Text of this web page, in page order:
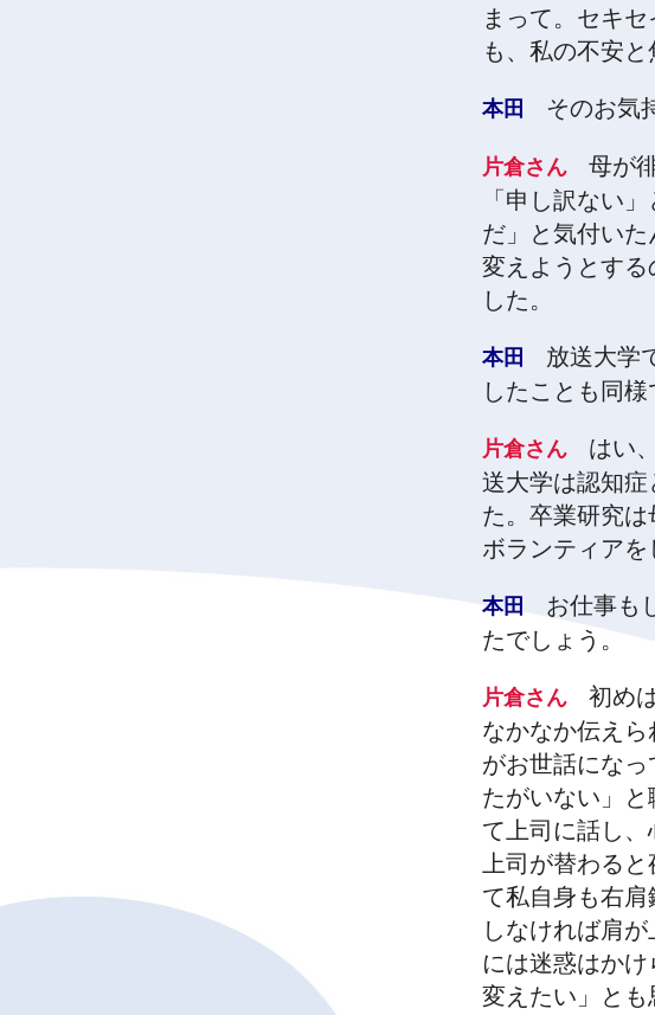
まって。セキ
も、私の不安と
本田 そのお気
片倉さん 母が
「申し訳ない
だ」と気付い
変えようとする
した。
本田 放送大学
したことも同
片倉さん はい
送大学は認知
た。卒業研究
ボランティアを
本田 お仕事も
たでしょう。
片倉さん 初め
なかなか伝え
がお世話にな
たがいない」
て上司に話し
上司が替わる
て私自身も右
しなければ肩
には迷惑はか
変えたい」と